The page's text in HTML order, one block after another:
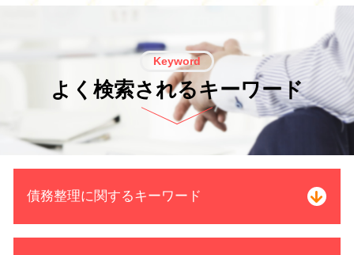
Keyword
よく検索されるキーワード
債務整理に関するキーワード